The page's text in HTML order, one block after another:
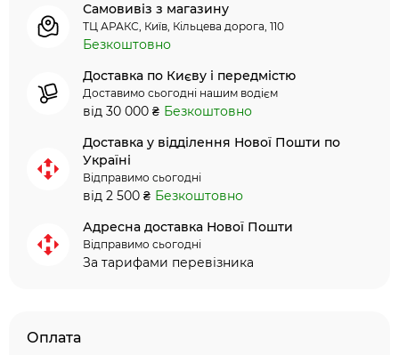
Самовивіз з магазину
ТЦ АРАКС, Київ, Кільцева дорога, 110
Безкоштовно
Доставка по Києву і передмістю
Доставимо сьогодні нашим водієм
від 30 000 ₴ Безкоштовно
Доставка у відділення Нової Пошти по
Україні
Відправимо сьогодні
від 2 500 ₴ Безкоштовно
Адресна доставка Нової Пошти
Відправимо сьогодні
За тарифами перевізника
Оплата